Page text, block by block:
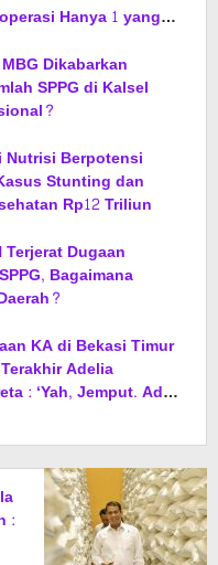
Hanya 1 yang
Dikabarkan
SPPG di Kalsel
Nutrisi Berpotensi
Stunting dan
Rp12 Triliun
Dugaan
Bagaimana
KA di Bekasi Timur
Adelia
: ‘Yah, Jemput. Adel
: